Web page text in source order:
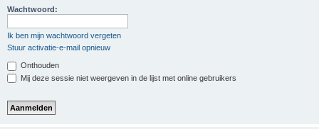
Wachtwoord:
Ik ben mijn wachtwoord vergeten
Stuur activatie-e-mail opnieuw
Onthouden
Mij deze sessie niet weergeven in de lijst met online gebruikers